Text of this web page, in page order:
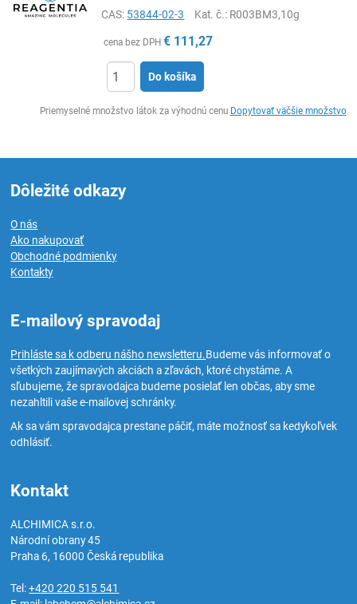
CAS: 53844-02-3 Kat. č.: R003BM3,10g
cena bez DPH € 111,27
Do košíka
Priemyselné množstvo látok za výhodnú cenu Dopytovať väčšie množstvo
Dôležité odkazy
O nás
Ako nakupovať
Obchodné podmienky
Kontakty
E-mailový spravodaj
Prihláste sa k odberu nášho newsletteru.Budeme vás informovať o
všetkých zaujímavých akciách a zľavách, ktoré chystáme. A
sľubujeme, že spravodajca budeme posielať len občas, aby sme
nezahltili vaše e-mailovej schránky.
Ak sa vám spravodajca prestane páčiť, máte možnosť sa kedykoľvek
odhlásiť.
Kontakt
ALCHIMICA s.r.o.
Národní obrany 45
Praha 6, 16000Česká republika
Tel:+420 220 515 541